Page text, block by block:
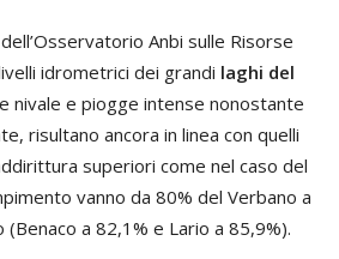
Anbi sulle Risorse
idrometrici dei grandi laghi del
nivale e piogge intense nonostante
risultano ancora in linea con quelli
superiori come nel caso del
vanno da 80% del Verbano a
(Benaco a 82,1% e Lario a 85,9%).